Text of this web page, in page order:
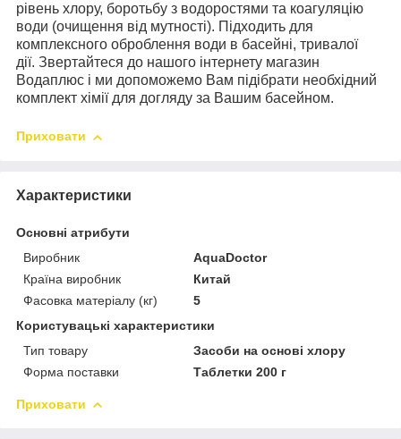
рівень хлору, боротьбу з водоростями та коагуляцію
води (очищення від мутності). Підходить для
комплексного оброблення води в басейні, тривалої
дії. Звертайтеся до нашого інтернету магазин
Водаплюс і ми допоможемо Вам підібрати необхідний
комплект хімії для догляду за Вашим басейном.
Приховати
Характеристики
Основні атрибути
Виробник
AquaDoctor
Країна виробник
Китай
Фасовка матеріалу (кг)
5
Користувацькі характеристики
Тип товару
Засоби на основі хлору
Форма поставки
Таблетки 200 г
Приховати